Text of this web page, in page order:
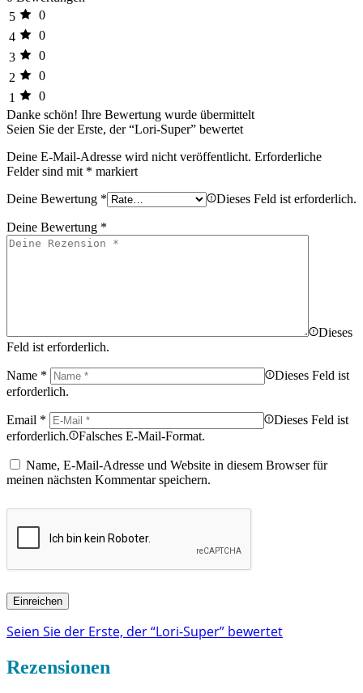
5
0
4
0
3
0
2
0
1
0
Danke schön! Ihre Bewertung wurde übermittelt
Seien Sie der Erste, der “Lori-Super” bewertet
Deine E-Mail-Adresse wird nicht veröffentlicht. Erforderliche
Felder sind mit * markiert
Deine Bewertung * Dieses Feld ist erforderlich.
Deine Bewertung *
Dieses
Feld ist erforderlich.
Name *
Dieses Feld ist
erforderlich.
Email *
Dieses Feld ist
erforderlich.
Falsches E-Mail-Format.
Name, E-Mail-Adresse und Website in diesem Browser für
meinen nächsten Kommentar speichern.
Seien Sie der Erste, der “Lori-Super” bewertet
Rezensionen